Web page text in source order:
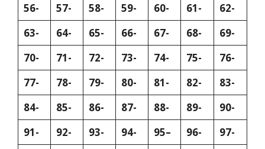
56-
57- 58- 59- 60- 61-
62-
63-
64- 65- 66- 67- 68-
69-
70-
71- 72- 73- 74- 75-
76-
77-
78- 79- 80- 81- 82-
83-
84-
85- 86- 87- 88- 89-
90-
91-
92- 93- 94- 95– 96- 97-